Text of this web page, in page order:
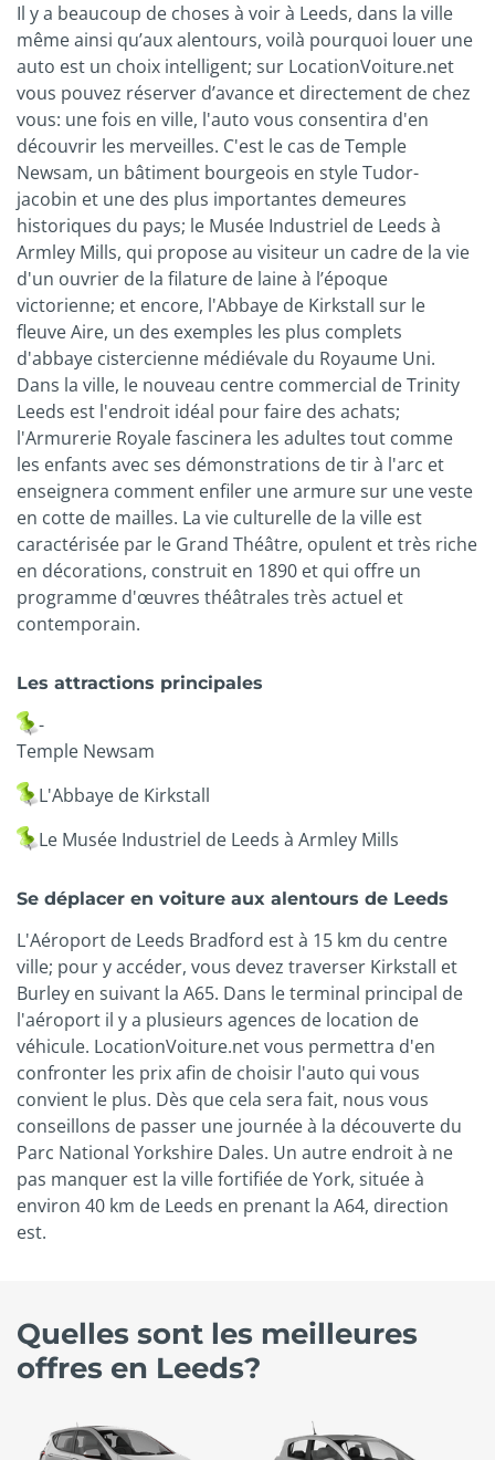
Il y a beaucoup de choses à voir à Leeds, dans la ville
même ainsi qu’aux alentours, voilà pourquoi louer une
auto est un choix intelligent; sur LocationVoiture.net
vous pouvez réserver d’avance et directement de chez
vous: une fois en ville, l'auto vous consentira d'en
découvrir les merveilles. C'est le cas de Temple
Newsam, un bâtiment bourgeois en style Tudor-
jacobin et une des plus importantes demeures
historiques du pays; le Musée Industriel de Leeds à
Armley Mills, qui propose au visiteur un cadre de la vie
d'un ouvrier de la filature de laine à l’époque
victorienne; et encore, l'Abbaye de Kirkstall sur le
fleuve Aire, un des exemples les plus complets
d'abbaye cistercienne médiévale du Royaume Uni.
Dans la ville, le nouveau centre commercial de Trinity
Leeds est l'endroit idéal pour faire des achats;
l'Armurerie Royale fascinera les adultes tout comme
les enfants avec ses démonstrations de tir à l'arc et
enseignera comment enfiler une armure sur une veste
en cotte de mailles. La vie culturelle de la ville est
caractérisée par le Grand Théâtre, opulent et très riche
en décorations, construit en 1890 et qui offre un
programme d'œuvres théâtrales très actuel et
contemporain.
Les attractions principales
-
Temple Newsam
L'Abbaye de Kirkstall
Le Musée Industriel de Leeds à Armley Mills
Se déplacer en voiture aux alentours de Leeds
L'Aéroport de Leeds Bradford est à 15 km du centre
ville; pour y accéder, vous devez traverser Kirkstall et
Burley en suivant la A65. Dans le terminal principal de
l'aéroport il y a plusieurs agences de location de
véhicule. LocationVoiture.net vous permettra d'en
confronter les prix afin de choisir l'auto qui vous
convient le plus. Dès que cela sera fait, nous vous
conseillons de passer une journée à la découverte du
Parc National Yorkshire Dales. Un autre endroit à ne
pas manquer est la ville fortifiée de York, située à
environ 40 km de Leeds en prenant la A64, direction
est.
Quelles sont les meilleures
offres en Leeds?